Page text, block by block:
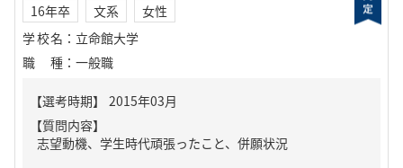
16年卒 文系
女性
学校名 ： 立命館大学
職種 ： 一般職
【質問内容】
志望動機、学生時代頑張ったこと、併願状況